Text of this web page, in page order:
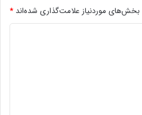
بخش‌های موردنیاز علامت‌گذاری شده‌اند *